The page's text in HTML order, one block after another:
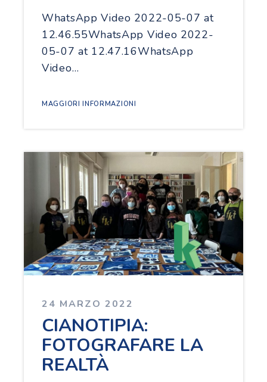
WhatsApp Video 2022-05-07 at
12.46.55WhatsApp Video 2022-
05-07 at 12.47.16WhatsApp
Video…
MAGGIORI INFORMAZIONI
24 MARZO 2022
CIANOTIPIA:
FOTOGRAFARE LA
REALTÀ